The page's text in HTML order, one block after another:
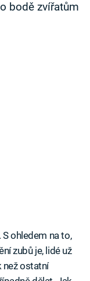
bodě zvířatům
ohledem na to,
zubů je, lidé už
než ostatní